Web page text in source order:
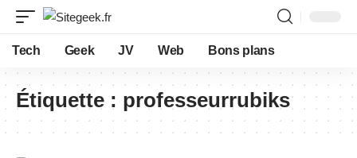
Tech Geek JV Web Bons plans
Étiquette : professeurrubiks